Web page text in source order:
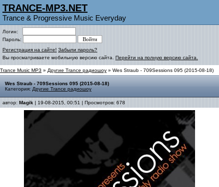
TRANCE-MP3.NET
Trance & Progressive Music Everyday
Логин:
Пароль:
Регистрация на сайте! Забыли пароль?
Вы просматриваете мобильную версию сайта. Перейти на полную версию сайта.
Trance Music MP3 » Другие Trance радиошоу » Wes Straub - 709Sessions 095 (2015-08-18)
Wes Straub - 709Sessions 095 (2015-08-18)
Категория: Другие Trance радиошоу
автор: Magik | 19-08-2015, 00:51 | Просмотров: 678